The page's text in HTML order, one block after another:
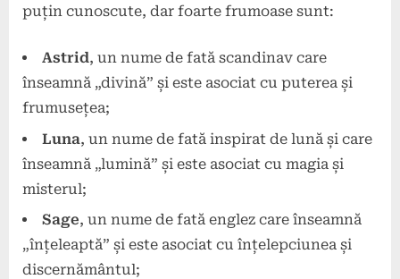
puțin cunoscute, dar foarte frumoase sunt:
Astrid, un nume de fată scandinav care
înseamnă „divină” și este asociat cu puterea și
frumusețea;
Luna, un nume de fată inspirat de lună și care
înseamnă „lumină” și este asociat cu magia și
misterul;
Sage, un nume de fată englez care înseamnă
„înțeleaptă” și este asociat cu înțelepciunea și
discernământul;